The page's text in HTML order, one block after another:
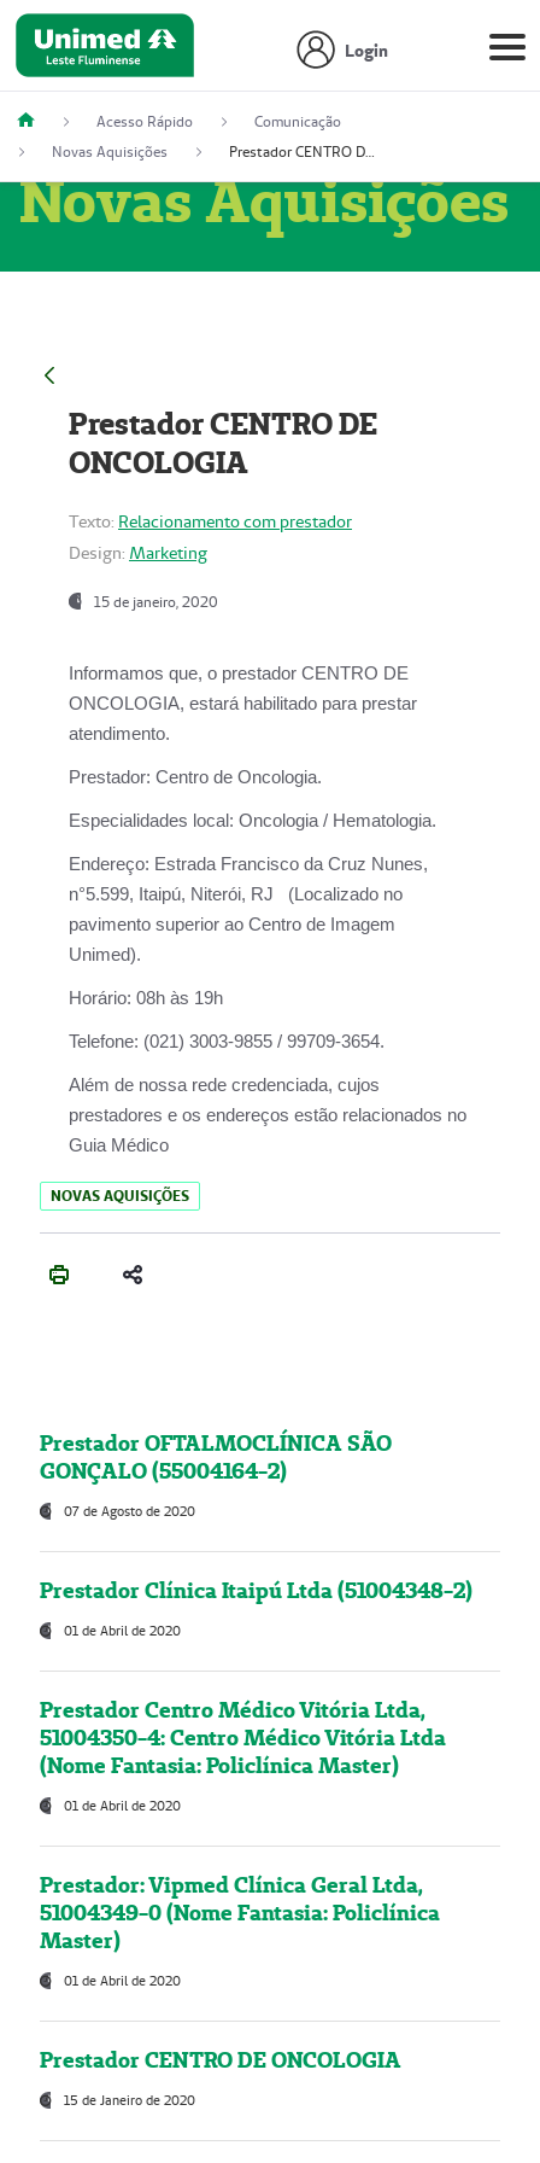
Login
Acesso Rápido
Comunicação
Novas Aquisições
Prestador CENTRO DE ONCOLOGIA
Novas Aquisições
Prestador CENTRO DE
ONCOLOGIA
Texto: Relacionamento com prestador
Design: Marketing
15 de janeiro, 2020
Informamos que, o prestador CENTRO DE
ONCOLOGIA, estará habilitado para prestar
atendimento.
Prestador: Centro de Oncologia.
Especialidades local: Oncologia / Hematologia.
Endereço: Estrada Francisco da Cruz Nunes,
n°5.599, Itaipú, Niterói, RJ (Localizado no
pavimento superior ao Centro de Imagem
Unimed).
Horário: 08h às 19h
Telefone: (021) 3003-9855 / 99709-3654.
Além de nossa rede credenciada, cujos
prestadores e os endereços estão relacionados no
Guia Médico
NOVAS AQUISIÇÕES
Prestador OFTALMOCLÍNICA SÃO
GONÇALO (55004164-2)
07 de Agosto de 2020
Prestador Clínica Itaipú Ltda (51004348-2)
01 de Abril de 2020
Prestador Centro Médico Vitória Ltda,
51004350-4: Centro Médico Vitória Ltda
(Nome Fantasia: Policlínica Master)
01 de Abril de 2020
Prestador: Vipmed Clínica Geral Ltda,
51004349-0 (Nome Fantasia: Policlínica
Master)
01 de Abril de 2020
Prestador CENTRO DE ONCOLOGIA
15 de Janeiro de 2020